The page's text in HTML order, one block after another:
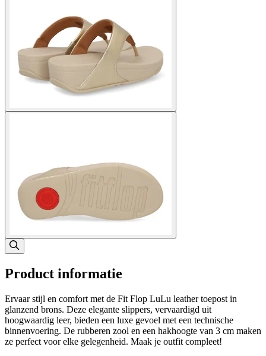
Product informatie
Ervaar stijl en comfort met de Fit Flop LuLu leather toepost in
glanzend brons. Deze elegante slippers, vervaardigd uit
hoogwaardig leer, bieden een luxe gevoel met een technische
binnenvoering. De rubberen zool en een hakhoogte van 3 cm maken
ze perfect voor elke gelegenheid. Maak je outfit compleet!